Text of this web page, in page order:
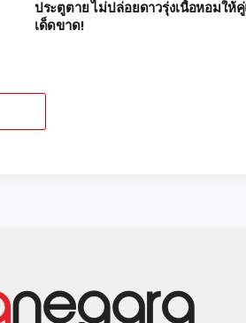
ประตูตาย ไม่ปล่อยดาวรุ่งเนื้อหอมให้
เด็ดขาด!